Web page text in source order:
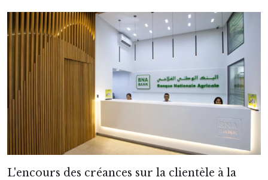
L'encours des créances sur la clientèle à la